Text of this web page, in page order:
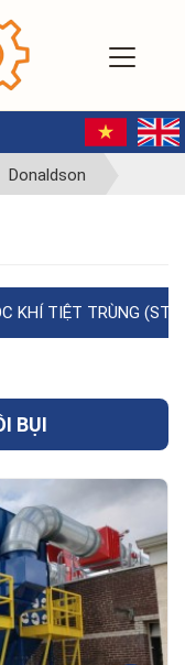
Donaldson
KHÍ TIỆT TRÙNG
BỤI